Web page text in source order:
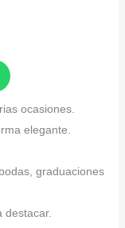
ocasiones.
elegante.
graduaciones
destacar.